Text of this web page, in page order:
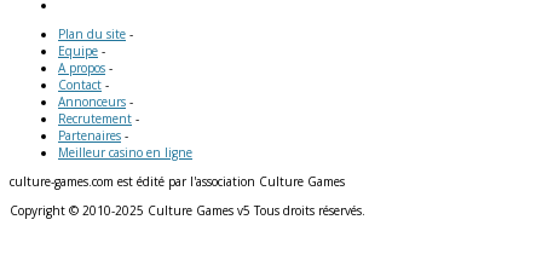
Plan du site -
Equipe -
A propos -
Contact -
Annonceurs -
Recrutement -
Partenaires -
Meilleur casino en ligne
culture-games.com est édité par l'association Culture Games
Copyright © 2010-2025 Culture Games v5 Tous droits réservés.